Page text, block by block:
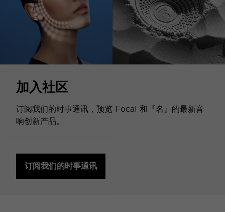
加入社区
订阅我们的时事通讯，预览 Focal 和『名』的最新音
响创新产品。
订阅我们的时事通讯